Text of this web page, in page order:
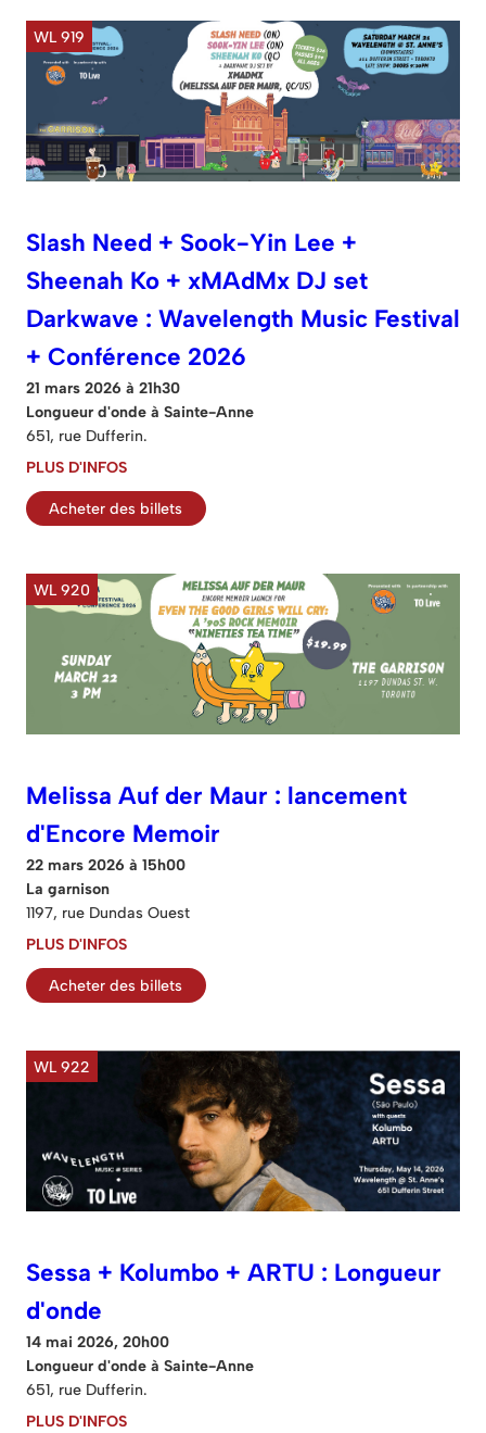
WL 919
Slash Need + Sook-Yin Lee +
Sheenah Ko + xMAdMx DJ set
Darkwave : Wavelength Music Festival
+ Conférence 2026
21 mars 2026 à 21h30
Longueur d'onde à Sainte-Anne
651, rue Dufferin.
PLUS D'INFOS
Acheter des billets
WL 920
Melissa Auf der Maur : lancement
d'Encore Memoir
22 mars 2026 à 15h00
La garnison
1197, rue Dundas Ouest
PLUS D'INFOS
Acheter des billets
WL 922
Sessa + Kolumbo + ARTU : Longueur
d'onde
14 mai 2026, 20h00
Longueur d'onde à Sainte-Anne
651, rue Dufferin.
PLUS D'INFOS